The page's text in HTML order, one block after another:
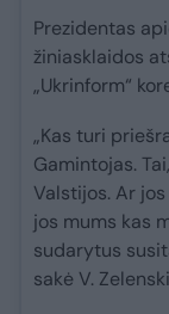
Prezidentas
žiniasklaidos
„Ukrinform“
„Kas turi
Gamintojas.
Valstijos. Ar
jos mums kas
sudarytus
sakė V.